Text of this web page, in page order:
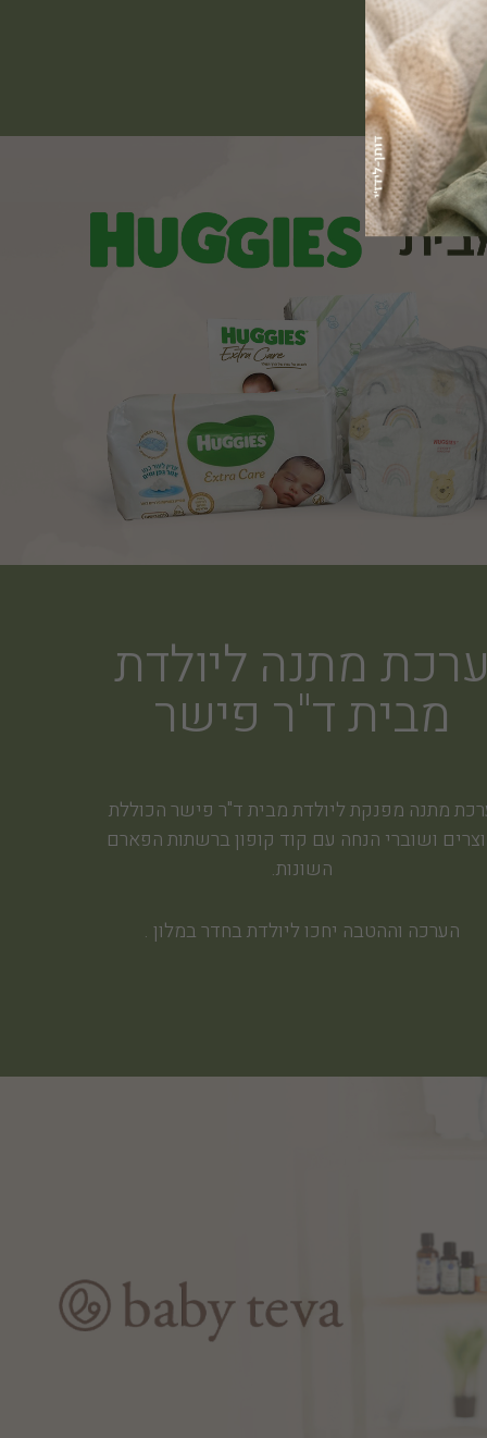
מתנה ליולדת
מבית ד"ר פישר
מתנה מפנקת ליולדת מבית ד"ר פישר הכוללת
ושוברי הנחה עם קוד קופון ברשתות הפארם
השונות.
הערכה וההטבה יחכו ליולדת בחדר במלון .